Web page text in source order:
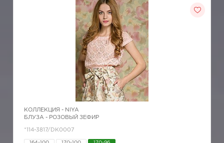
КОЛЛЕКЦИЯ - NIYA
БЛУЗА - РОЗОВЫЙ ЗЕФИР
*114-3817/DK0007